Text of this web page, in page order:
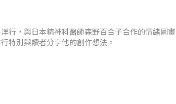
行，與日本精神科醫師森野百合子合作的情緒圖畫
特別與讀者分享他的創作想法。
處的經驗，可以跟我們分享是哪方面的經驗嗎？